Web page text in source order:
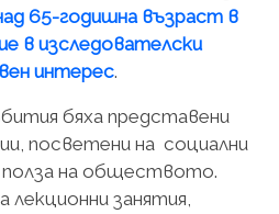
65-годишна възраст в
в изследователски
интерес.
бяха представени
посветени на социални
на обществото.
лекционни занятия,